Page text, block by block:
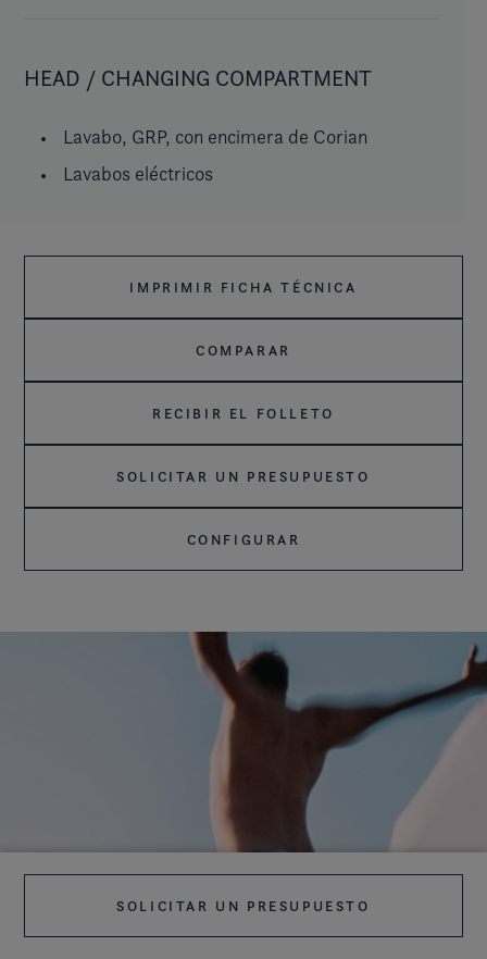
HEAD / CHANGING COMPARTMENT
Lavabo, GRP, con encimera de Corian
Lavabos eléctricos
IMPRIMIR FICHA TÉCNICA
COMPARAR
RECIBIR EL FOLLETO
SOLICITAR UN PRESUPUESTO
CONFIGURAR
SOLICITAR UN PRESUPUESTO